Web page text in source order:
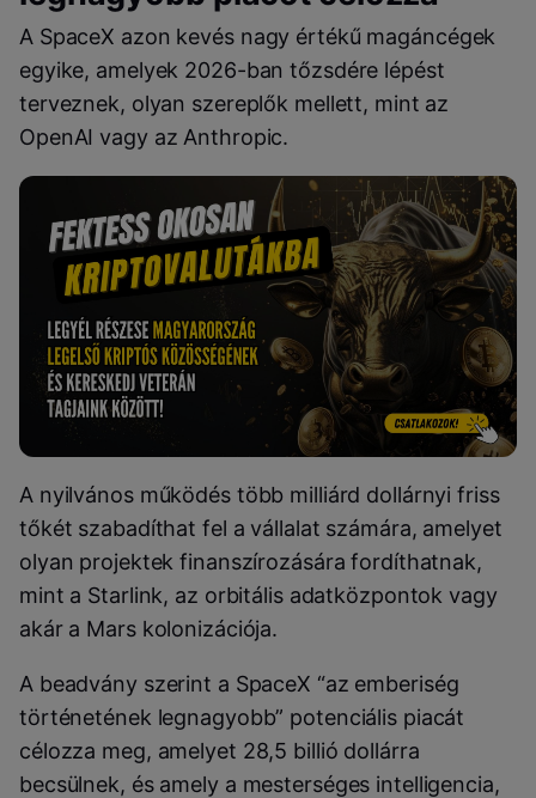
A SpaceX azon kevés nagy értékű magáncégek
egyike, amelyek 2026-ban tőzsdére lépést
terveznek, olyan szereplők mellett, mint az
OpenAI vagy az Anthropic.
A nyilvános működés több milliárd dollárnyi friss
tőkét szabadíthat fel a vállalat számára, amelyet
olyan projektek finanszírozására fordíthatnak,
mint a Starlink, az orbitális adatközpontok vagy
akár a Mars kolonizációja.
A beadvány szerint a SpaceX “az emberiség
történetének legnagyobb” potenciális piacát
célozza meg, amelyet 28,5 billió dollárra
becsülnek, és amely a mesterséges intelligencia,